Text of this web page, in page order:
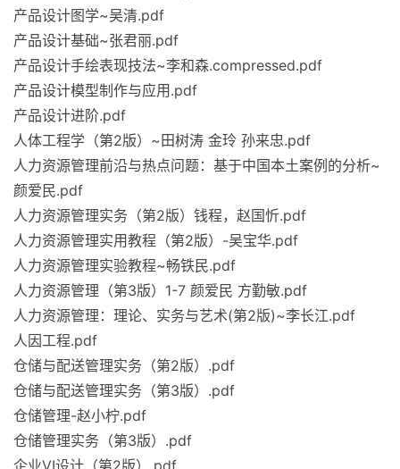
产品设计图学~吴清.pdf
产品设计基础~张君丽.pdf
产品设计手绘表现技法~李和森.compressed.pdf
产品设计模型制作与应用.pdf
产品设计进阶.pdf
人体工程学（第2版）~田树涛 金玲 孙来忠.pdf
人力资源管理前沿与热点问题：基于中国本土案例的分析~
颜爱民.pdf
人力资源管理实务（第2版）钱程，赵国忻.pdf
人力资源管理实用教程（第2版）-吴宝华.pdf
人力资源管理实验教程~畅铁民.pdf
人力资源管理（第3版）1-7 颜爱民 方勤敏.pdf
人力资源管理：理论、实务与艺术(第2版)~李长江.pdf
人因工程.pdf
仓储与配送管理实务（第2版）.pdf
仓储与配送管理实务（第3版）.pdf
仓储管理-赵小柠.pdf
仓储管理实务（第3版）.pdf
企业VI设计（第2版）.pdf